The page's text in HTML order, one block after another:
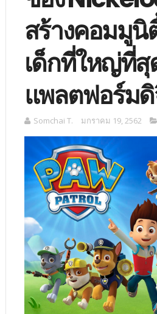
สร้างคอมมู
เด็กที่ใหญ่ที่
แพลตฟอร์ม
Somchai T. มกราคม 19, 2562